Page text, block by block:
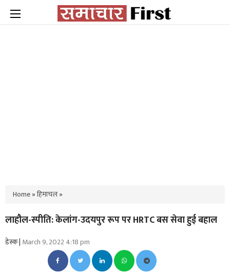
Home»हिमाचल»
लाहौल-स्पीति: केलांग-उदयपुर रूप पर HRTC बस सेवा हुई बहाल
डेस्क | March 9, 2022 4:18 pm